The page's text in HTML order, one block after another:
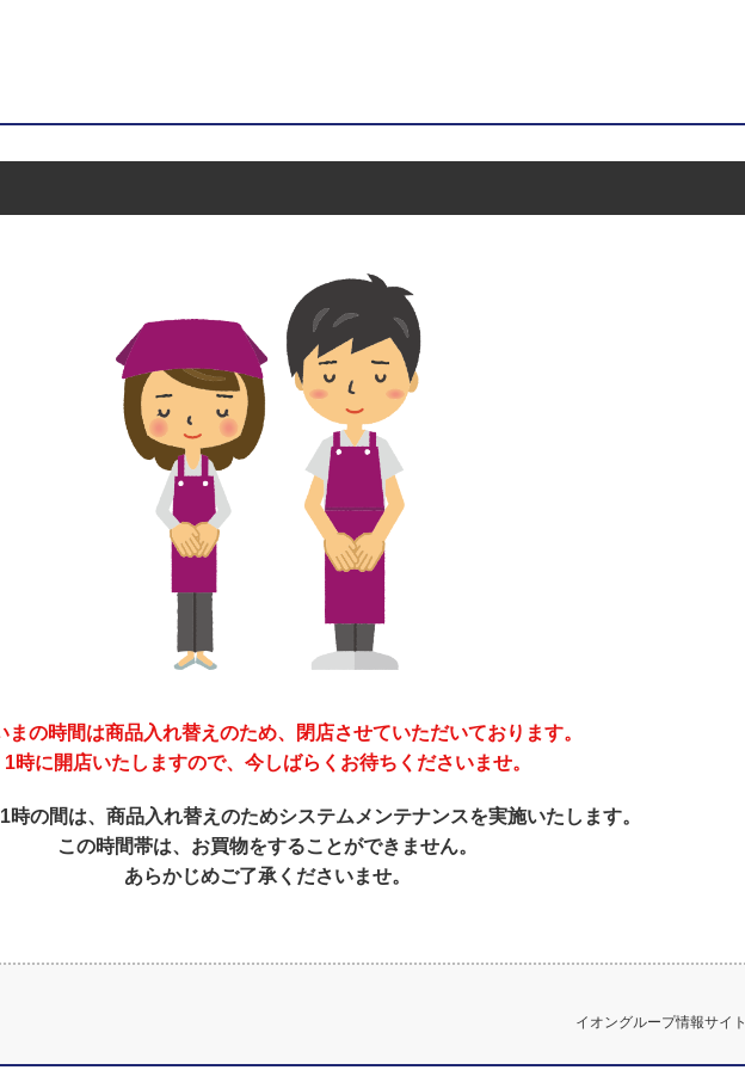
まの時間は商品入れ替えのため、閉店させていただいております。
1時に開店いたしますので、今しばらくお待ちくださいませ。
の間は、商品入れ替えのためシステムメンテナンスを実施いたします。
この時間帯は、お買物をすることができません。
あらかじめご了承くださいませ。
イオングループ情報サイト